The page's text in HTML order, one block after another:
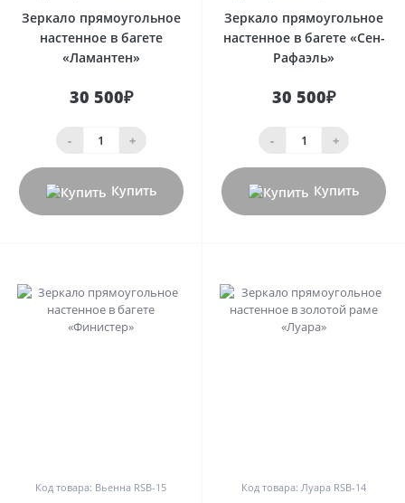
Зеркало прямоугольное
настенное в багете
«Ламантен»
30 500₽
- +
Купить
Зеркало прямоугольное
настенное в багете «Сен-
Рафаэль»
30 500₽
- +
Купить
Код товара: Вьенна RSB-15 Код товара: Луара RSB-14